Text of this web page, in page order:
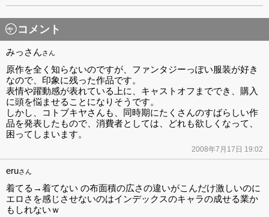
コメント
みっさんさん
原作を全く知らないのですが、ファンタジーっぽい服装が好き
なので、印象に残った作品です。
表情や躍動感が表れている上に、キャストオフまででき、購入
に頭を悩ませることになりそうです。
しかし、コトブキヤさんも、同時期にたくさんのすばらしい作
品を発表したもので、消費者としては、どれも欲しくなって、
困ってしまいます。
2008年7月17日 19:02
eruさん
着てる→着てない の布面積の広さの違いがこんだけ激しいのに
エロさを感じさせないのはインデックスのキャラの成せる業か
もしれないｗ